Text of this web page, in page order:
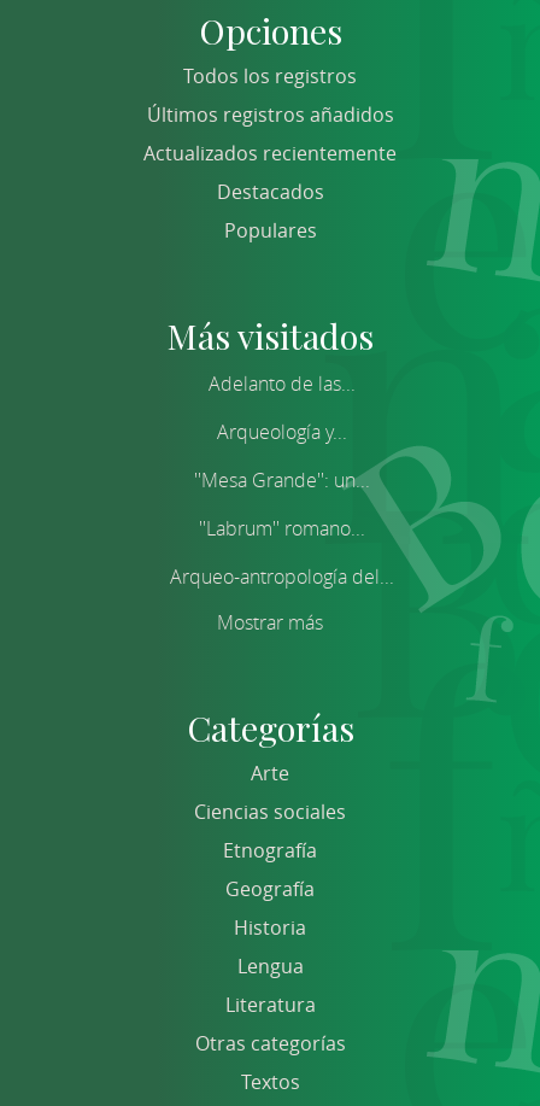
Opciones
Todos los registros
Últimos registros añadidos
Actualizados recientemente
Destacados
Populares
Más visitados
Adelanto de las...
Arqueología y...
''Mesa Grande'': un...
''Labrum'' romano...
Arqueo-antropología del...
Mostrar más
Categorías
Arte
Ciencias sociales
Etnografía
Geografía
Historia
Lengua
Literatura
Otras categorías
Textos